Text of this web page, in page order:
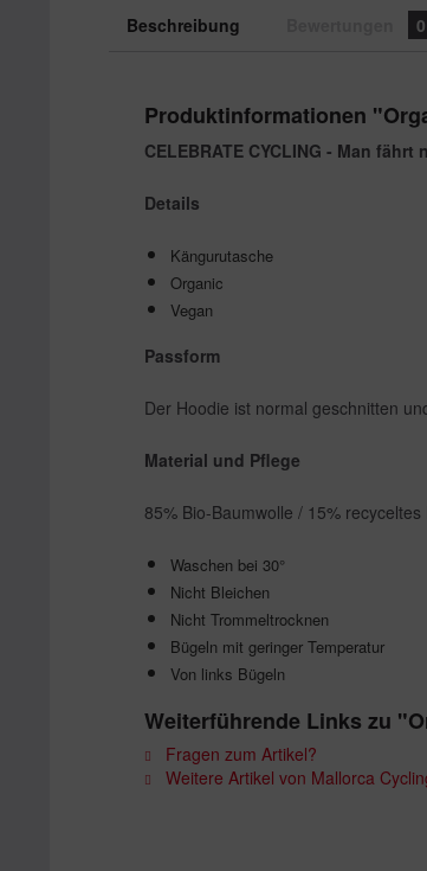
Beschreibung 0
Produktinformationen
CELEBRATE CYCLING - Man
Details
Kängurutasche
Organic
Vegan
Passform
Der Hoodie ist normal geschnitten
Material und Pflege
85% Bio-Baumwolle / 15% recyceltes
Waschen bei 30°
Nicht Bleichen
Nicht Trommeltrocknen
Bügeln mit geringer Temperatur
Von links Bügeln
Weiterführende Links zu
Fragen zum Artikel?
Weitere Artikel von Mallorca